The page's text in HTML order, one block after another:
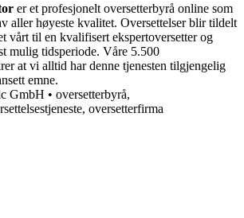
er et profesjonelt oversetterbyrå online som
aller høyeste kvalitet. Oversettelser blir tildelt
vårt til en kvalifisert ekspertoversetter og
mulig tidsperiode. Våre 5.500
at vi alltid har denne tjenesten tilgjengelig
emne.
GmbH • oversetterbyrå,
oversetterfirma